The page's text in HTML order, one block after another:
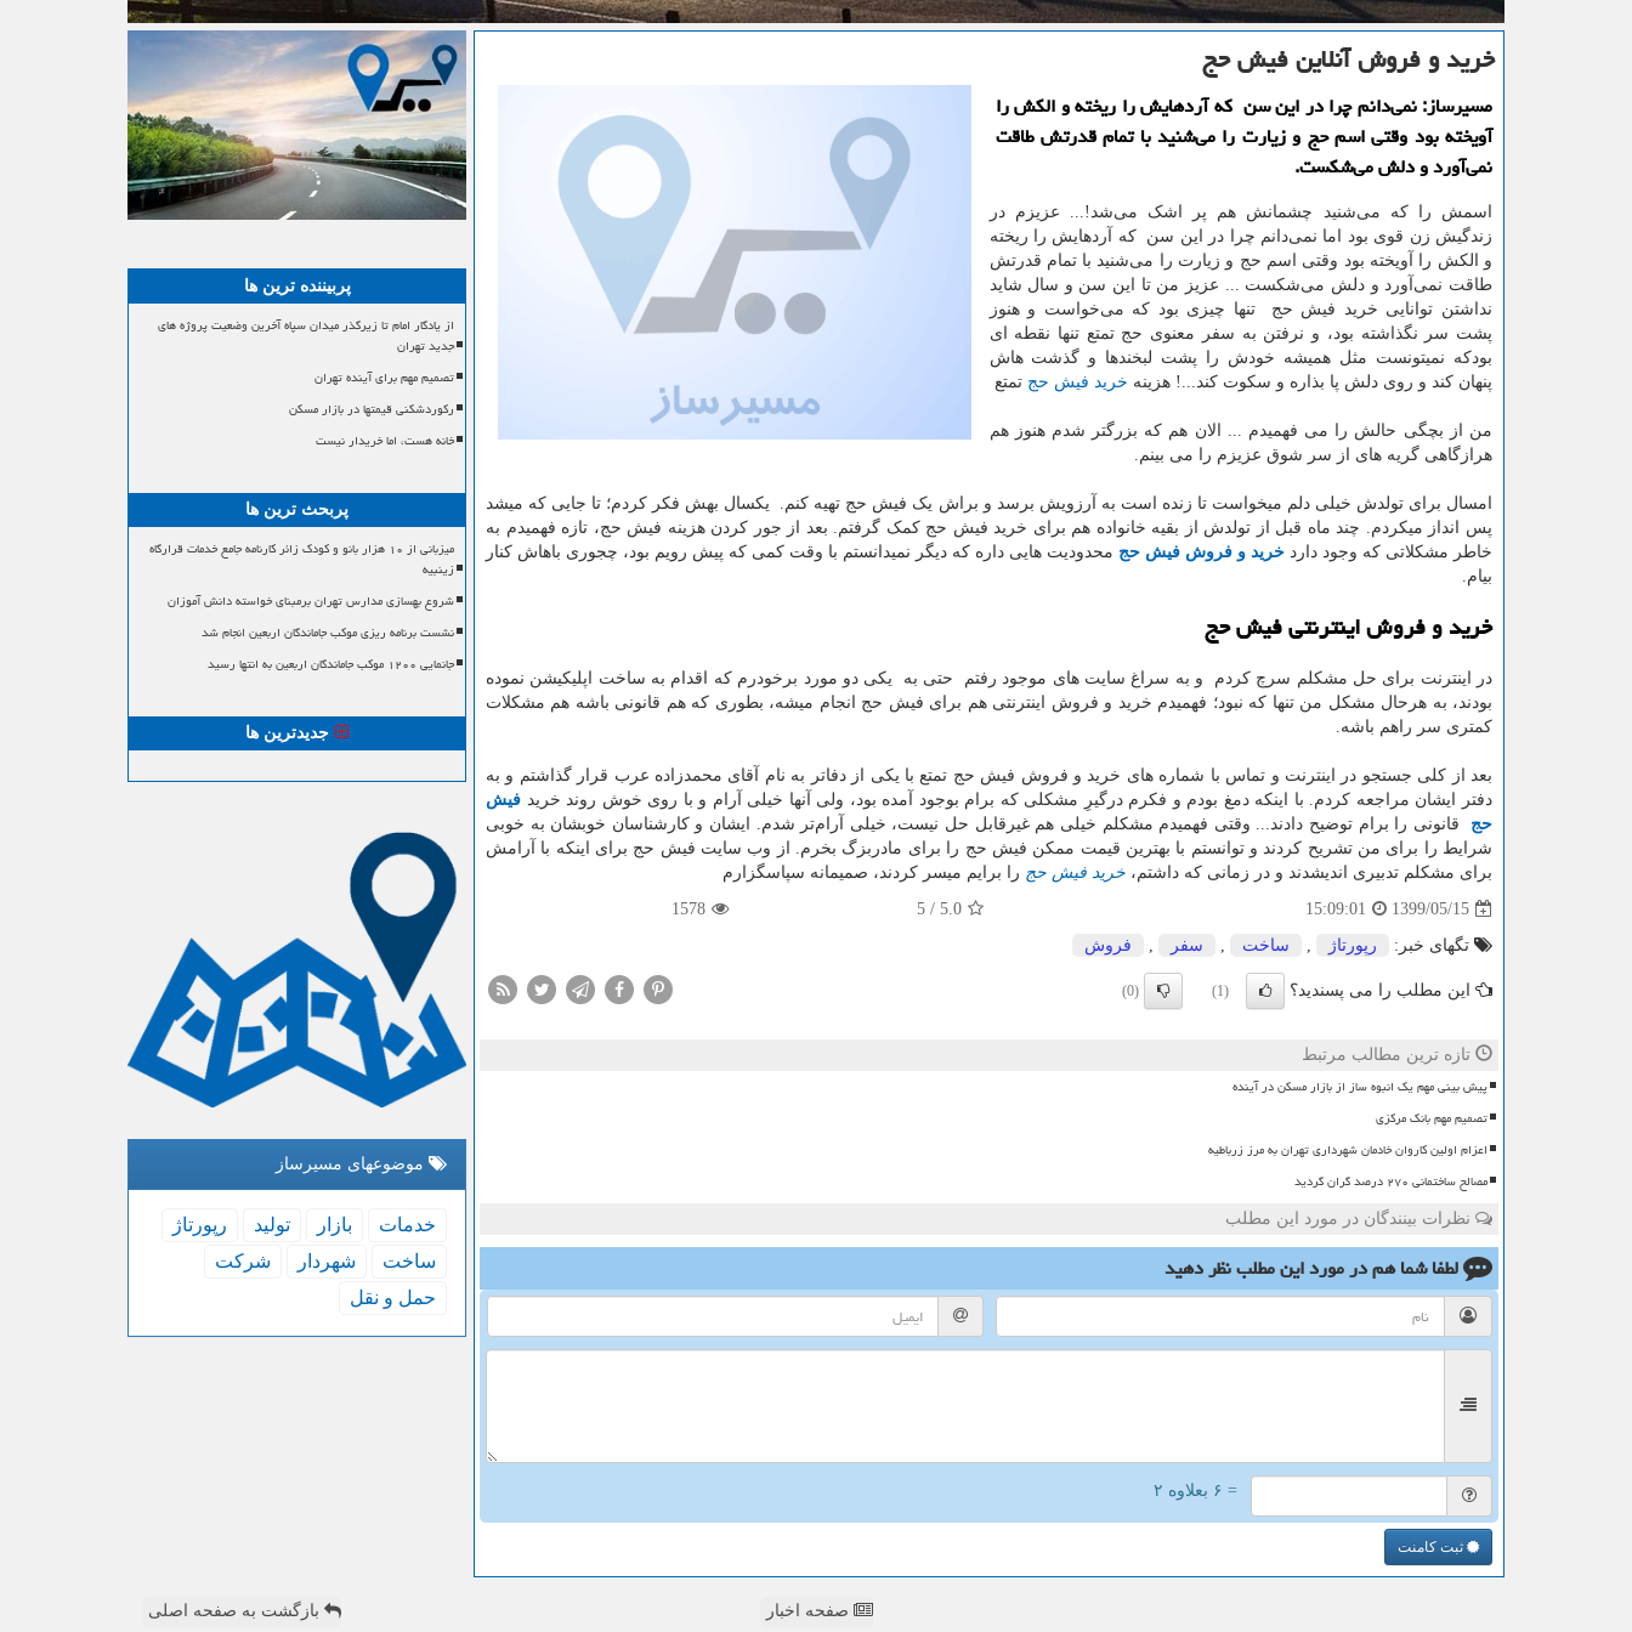
خرید و فروش آنلاین فیش حج
مسیرساز: نمی‌دانم چرا در این سن كه آردهایش را ریخته و الكش را
آویخته بود وقتی اسم حج و زیارت را می‌شنید با تمام قدرتش طاقت
نمی‌آورد و دلش می‌شكست.
اسمش را که می‌شنید چشمانش هم پر اشک می‌شد!... عزیزم در
زندگیش زن قوی بود اما نمی‌دانم چرا در این سن که آردهایش را ریخته
و الکش را آویخته بود وقتی اسم حج و زیارت را می‌شنید با تمام قدرتش
طاقت نمی‌آورد و دلش می‌شکست ... عزیز من تا این سن و سال شاید
نداشتن توانایی خرید فیش حج تنها چیزی بود که می‌خواست و هنوز
پشت سر نگذاشته بود، و نرفتن به سفر معنوی حج تمتع تنها نقطه ای
بودکه نمیتونست مثل همیشه خودش را پشت لبخندها و گذشت هاش
پنهان کند و روی دلش پا بذاره و سکوت کند...! هزینه خرید فیش حج تمتع
من از بچگی حالش را می فهمیدم ... الان هم که بزرگتر شدم هنوز هم
هرازگاهی گریه های از سر شوق عزیزم را می بینم.
امسال برای تولدش خیلی دلم میخواست تا زنده است به آرزویش برسد و براش یک فیش حج تهیه کنم. یکسال بهش فکر کردم؛ تا جایی که میشد
پس انداز میکردم. چند ماه قبل از تولدش از بقیه خانواده هم برای خرید فیش حج کمک گرفتم. بعد از جور کردن هزینه فیش حج، تازه فهمیدم به
خاطر مشکلاتی که وجود دارد خرید و فروش فیش حج محدودیت هایی داره که دیگر نمیدانستم با وقت کمی که پیش رویم بود، چجوری باهاش کنار
بیام.
خرید و فروش اینترنتی فیش حج
در اینترنت برای حل مشکلم سرچ کردم و به سراغ سایت های موجود رفتم حتی به یکی دو مورد برخودرم که اقدام به ساخت اپلیکیشن نموده
بودند، به هرحال مشکل من تنها که نبود؛ فهمیدم خرید و فروش اینترنتی هم برای فیش حج انجام میشه، بطوری که هم قانونی باشه هم مشکلات
کمتری سر راهم باشه.
بعد از کلی جستجو در اینترنت و تماس با شماره های خرید و فروش فیش حج تمتع با یکی از دفاتر به نام آقای محمدزاده عرب قرار گذاشتم و به
دفتر ایشان مراجعه کردم. با اینکه دمغ بودم و فکرم درگیرِ مشکلی که برام بوجود آمده بود، ولی آنها خیلی آرام و با روی خوش روند خرید فیش
حج قانونی را برام توضیح دادند... وقتی فهمیدم مشکلم خیلی هم غیرقابل حل نیست، خیلی آرام‌تر شدم. ایشان و کارشناسان خوبشان به خوبی
شرایط را برای من تشریح کردند و توانستم با بهترین قیمت ممکن فیش حج را برای مادربزگ بخرم. از وب سایت فیش حج برای اینکه با آرامش
برای مشکلم تدبیری اندیشدند و در زمانی که داشتم، خرید فیش حج را برایم میسر کردند، صمیمانه سپاسگزارم
1399/05/15
15:09:01
5.0
/
5
1578
تگهای خبر: رپورتاژ , ساخت , سفر , فروش
این مطلب را می پسندید؟ (1)
(0)
تازه ترین مطالب مرتبط
پیش بینی مهم یک انبوه ساز از بازار مسکن در آینده
تصمیم مهم بانک مرکزی
اعزام اولین کاروان خادمان شهرداری تهران به مرز زرباطیه
مصالح ساختمانی ۲۷۰ درصد گران گردید
نظرات بینندگان در مورد این مطلب
لطفا شما همدر مورد این مطلبنظر دهید
= ۶ بعلاوه ۲
ثبت کامنت
پربیننده ترین ها
از یادگار امام تا زیرگذر میدان سپاه آخرین وضعیت پروژه های
جدید تهران
تصمیم مهم برای آینده تهران
رکوردشکنی قیمتها در بازار مسکن
خانه هست، اما خریدار نیست
پربحث ترین ها
میزبانی از ۱۰ هزار بانو و کودک زائر کارنامه جامع خدمات قرارگاه
زینبیه
شروع بهسازی مدارس تهران برمبنای خواسته دانش آموزان
نشست برنامه ریزی موکب جاماندگان اربعین انجام شد
جانمایی ۱۲۰۰ موکب جاماندگان اربعین به انتها رسید
جدیدترین ها
موضوعهای مسیرساز
خدمات بازار تولید
رپورتاژ
ساخت
شهردار
شركت
حمل و نقل
صفحه اخبار بازگشت به صفحه اصلی